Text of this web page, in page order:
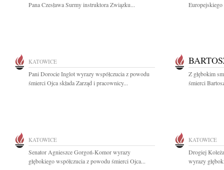
Pana Czesława Surmy instruktora Związku...
Europejskiego
KATOWICE
Pani Dorocie Inglot wyrazy współczucia z powodu
śmierci Ojca składa Zarząd i pracownicy...
Z głębokim
śmierci
KATOWICE
Senator Agnieszce Gorgoń-Komor wyrazy
głębokiego współczucia z powodu śmierci Ojca...
KATOWICE
Drogiej
wyrazy